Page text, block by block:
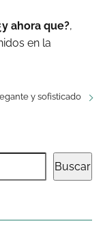
ahora que?,
en la
y sofisticado
Buscar